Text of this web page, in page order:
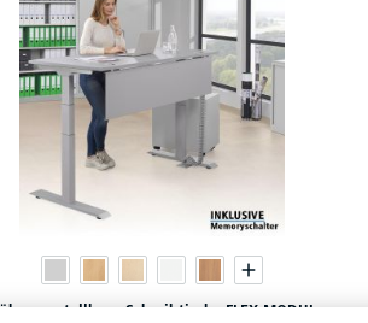
Schreibtische FLEX MODUL